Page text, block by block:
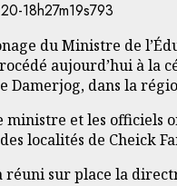
du Ministre de
aujourd’hui à la
Damerjog, dans la
ministre et les officiels
localités de Cheick
réuni sur place la